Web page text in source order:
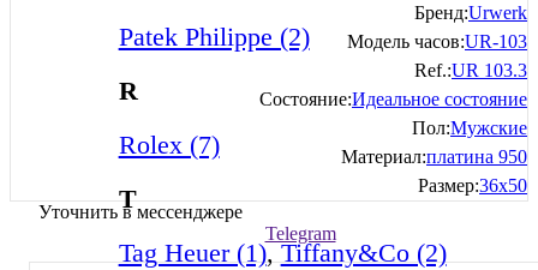
Patek Philippe (2)
R
Rolex (7)
T
Tag Heuer (1),Tiffany&Co (2)
Бренд:Urwerk
Модель часов:UR-103
Ref.:UR 103.3
Состояние:Идеальное состояние
Пол:Мужские
Материал:платина 950
Размер:36х50
Уточнить в мессенджере
Telegram